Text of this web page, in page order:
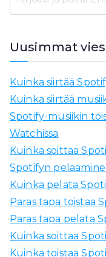
Uusimmat
Kuinka siirtää
Kuinka siirtää
Spotify-musiikin
Watchissa
Kuinka soittaa
Spotifyn
Kuinka pelata
Paras tapa toistaa
Paras tapa pelata
Kuinka soittaa
Kuinka toistaa